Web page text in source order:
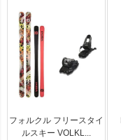
フォルクル フリースタイ
ルスキー VOLKL...